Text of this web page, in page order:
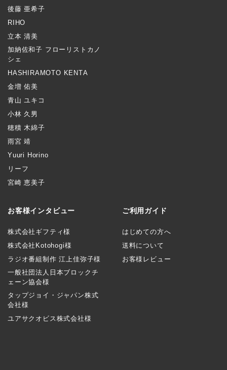
後藤 亜希子
RIHO
立本 清美
加納佐和子 フローリストカノ
シェ
HASHIRAMOTO KENTA
金増 佑美
青山 ユキコ
小林 久男
穂積 木綿子
雨宮 靖
Yuuri Horino
リーフ
宮崎 恵美子
お客様インタビュー
株式会社ギフティ様
株式会社Kotohogi様
ラジオ番組制作 江上佳弥子様
一般社団法人日本ブロックチ
ェーン協会様
タップジョイ・ジャパン株式
会社様
ユアサクオビス株式会社様
ご利用ガイド
はじめての方へ
送料について
お客様レビュー